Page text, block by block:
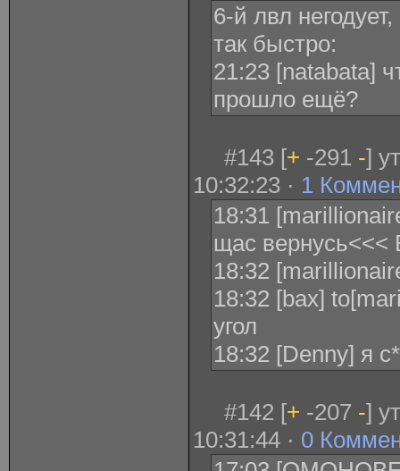
6-й лвл
так быстро:
21:23 [natabata]
прошло ещё?
#143 [+ -291 -]
10:32:23 · 1
18:31
щас
18:32
18:32 [bax]
угол
18:32 [Denny] я
#142 [+ -207 -]
10:31:44 · 0